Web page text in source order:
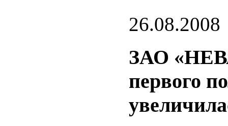
26.08.2008
ЗАО
первого